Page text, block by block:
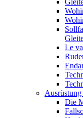
Le
Die